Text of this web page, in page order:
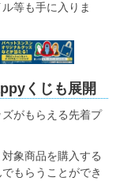
等も手に入りま
くじも展開
がもらえる先着プ
象商品を購入する
もらうことができ